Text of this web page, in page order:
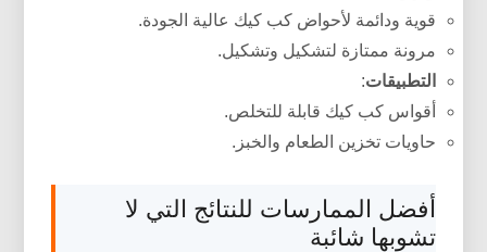
قوية ودائمة لأحواض كب كيك عالية الجودة.
مرونة ممتازة لتشكيل وتشكيل.
التطبيقات:
أقواس كب كيك قابلة للتخلص.
حاويات تخزين الطعام والخبز.
أفضل الممارسات للنتائج التي لا
تشوبها شائبة